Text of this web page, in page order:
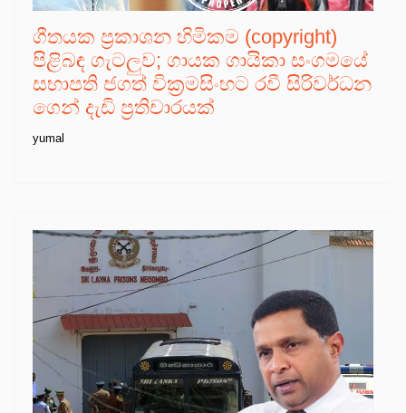
ගීතයක ප්‍රකාශන හිමිකම (copyright)
පිළිබඳ ගැටලුව; ගායක ගායිකා සංගමයේ
සභාපති ජගත් වික්‍රමසිංහට රවී සිරිවර්ධන
ගෙන් දැඩි ප්‍රතිචාරයක්
yumal